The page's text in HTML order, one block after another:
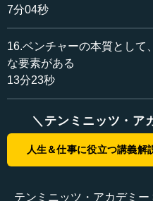
7分04秒
16.ベンチャーの本質として
な要素がある
13分23秒
＼テンミニッツ・ア
人生＆仕事に役立つ講義解
テンミニッツ・アカデミー